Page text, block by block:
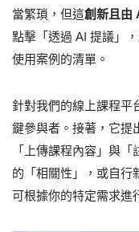
當繁瑣，但這創新且由
點擊「透過 AI 提議」
使用案例的清單。
針對我們的線上課程平
鍵參與者。接著，它提
「上傳課程內容」與
的「相關性」，或自行
可根據你的特定需求進